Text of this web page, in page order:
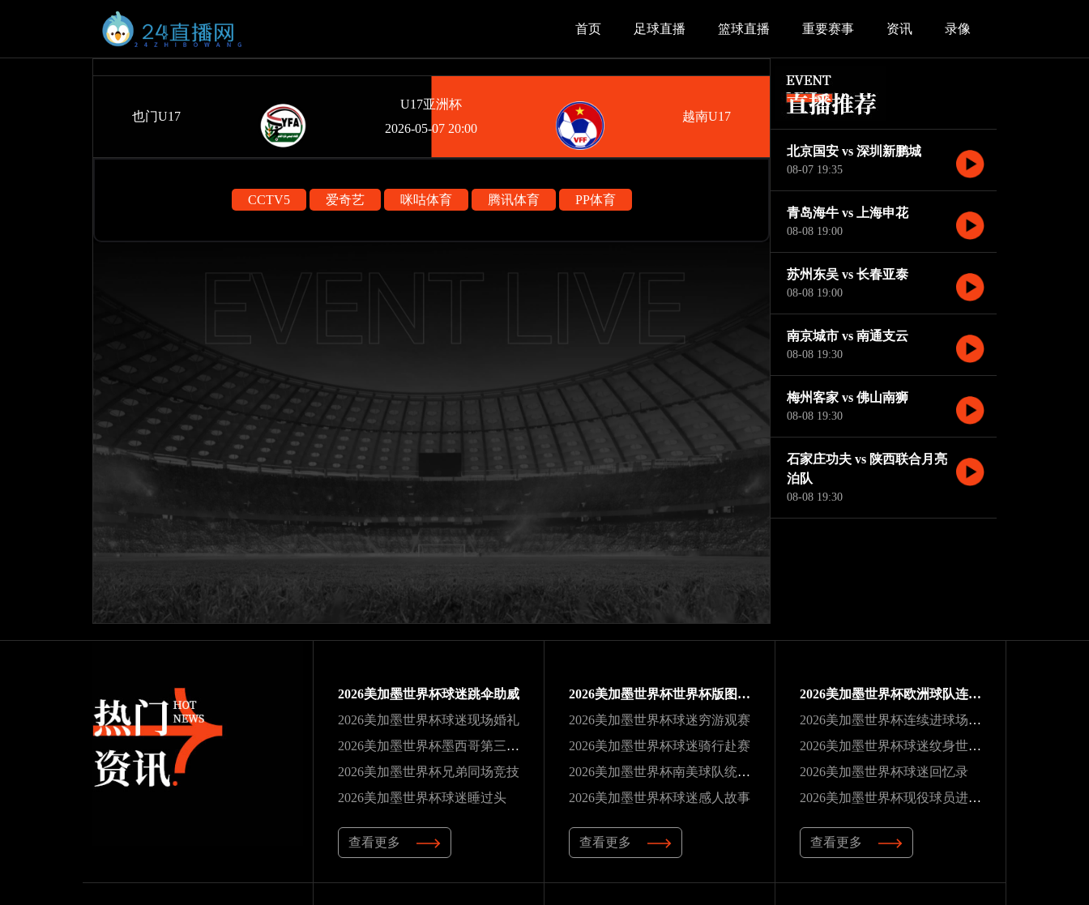
首页 足球直播 篮球直播 重要赛事 资讯 录像
也门U17
U17亚洲杯
2026-05-07 20:00
越南U17
CCTV5 爱奇艺 咪咕体育 腾讯体育 PP体育
北京国安 vs 深圳新鹏城
08-07 19:35
青岛海牛 vs 上海申花
08-08 19:00
苏州东吴 vs 长春亚泰
08-08 19:00
南京城市 vs 南通支云
08-08 19:30
梅州客家 vs 佛山南狮
08-08 19:30
石家庄功夫 vs 陕西联合月亮
泊队
08-08 19:30
2026美加墨世界杯球迷跳伞助威
2026美加墨世界杯球迷现场婚礼
2026美加墨世界杯墨西哥第三次办赛
2026美加墨世界杯兄弟同场竞技
2026美加墨世界杯球迷睡过头
查看更多
2026美加墨世界杯世界杯版图扩展
2026美加墨世界杯球迷穷游观赛
2026美加墨世界杯球迷骑行赴赛
2026美加墨世界杯南美球队统治力
2026美加墨世界杯球迷感人故事
查看更多
2026美加墨世界杯欧洲球队连冠纪录
2026美加墨世界杯连续进球场次纪录
2026美加墨世界杯球迷纹身世界杯
2026美加墨世界杯球迷回忆录
2026美加墨世界杯现役球员进球榜
查看更多